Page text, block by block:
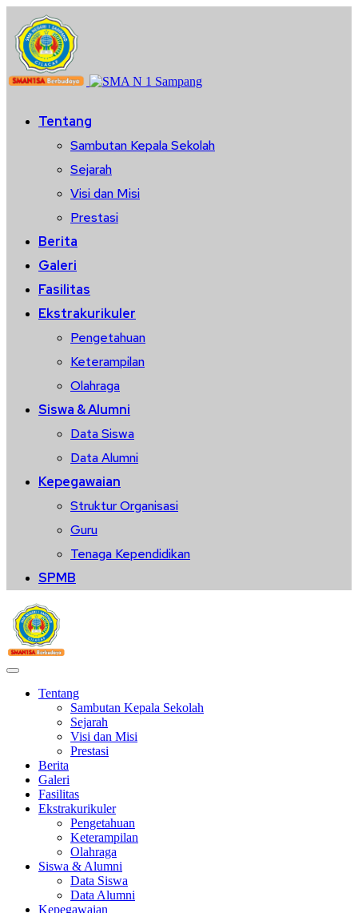
Tentang
Sambutan Kepala Sekolah
Sejarah
Visi dan Misi
Prestasi
Berita
Galeri
Fasilitas
Ekstrakurikuler
Pengetahuan
Keterampilan
Olahraga
Siswa & Alumni
Data Siswa
Data Alumni
Kepegawaian
Struktur Organisasi
Guru
Tenaga Kependidikan
SPMB
Tentang
Sambutan Kepala Sekolah
Sejarah
Visi dan Misi
Prestasi
Berita
Galeri
Fasilitas
Ekstrakurikuler
Pengetahuan
Keterampilan
Olahraga
Siswa & Alumni
Data Siswa
Data Alumni
Kepegawaian